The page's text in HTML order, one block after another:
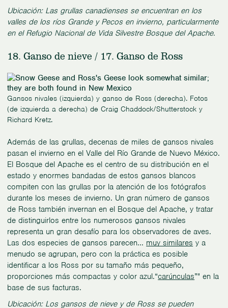
Ubicación: Las grullas canadienses se encuentran en los
valles de los ríos Grande y Pecos en invierno, particularmente
en el Refugio Nacional de Vida Silvestre Bosque del Apache.
18. Ganso de nieve / 17. Ganso de Ross
Gansos nivales (izquierda) y ganso de Ross (derecha). Fotos
(de izquierda a derecha) de Craig Chaddock/Shutterstock y
Richard Kretz.
Además de las grullas, decenas de miles de gansos nivales
pasan el invierno en el Valle del Río Grande de Nuevo México.
El Bosque del Apache es el centro de su distribución en el
estado y enormes bandadas de estos gansos blancos
compiten con las grullas por la atención de los fotógrafos
durante los meses de invierno. Un gran número de gansos
de Ross también invernan en el Bosque del Apache, y tratar
de distinguirlos entre los numerosos gansos nivales
representa un gran desafío para los observadores de aves.
Las dos especies de gansos parecen... muy similares y a
menudo se agrupan, pero con la práctica es posible
identificar a los Ross por su tamaño más pequeño,
proporciones más compactas y color azul.“carúnculas”" en la
base de sus facturas.
Ubicación: Los gansos de nieve y de Ross se pueden